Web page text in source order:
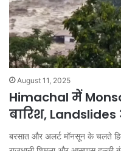
August 11, 2025
Himachal में
बारिश,
बरसात और अलर्ट मॉनसून के चलते